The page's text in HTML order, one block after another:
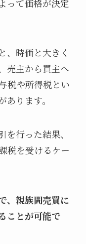
って価格が決定
、時価と大きく
売主から買主へ
税や所得税とい
ります。
行った結果、
税を受けるケー
、親族間売買に
ことが可能で